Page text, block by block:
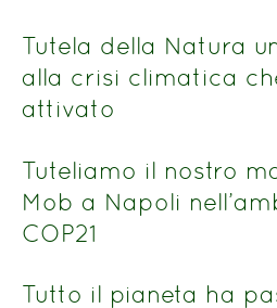
Tutela della Natura
alla crisi climatica
attivato
Tuteliamo il nostro
Mob a Napoli
COP21
Tutto il pianeta ha